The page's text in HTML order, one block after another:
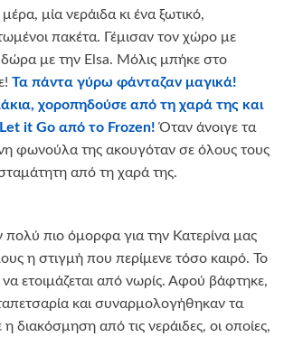
μία νεράιδα κι ένα ξωτικό,
πακέτα. Γέμισαν τον χώρο με
δώρα με την Elsa. Μόλις μπήκε στο
Τα πάντα γύρω φάνταζαν μαγικά!
χοροπηδούσε από τη χαρά της και
Let it Go από το Frozen! Όταν άνοιγε τα
φωνούλα της ακουγόταν σε όλους τους
από τη χαρά της.
πολύ πιο όμορφα για την Κατερίνα μας
η στιγμή που περίμενε τόσο καιρό. Το
να ετοιμάζεται από νωρίς. Αφού βάφτηκε,
και συναρμολογήθηκαν τα
η διακόσμηση από τις νεράιδες, οι οποίες,